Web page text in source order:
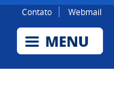
Contato Webmail